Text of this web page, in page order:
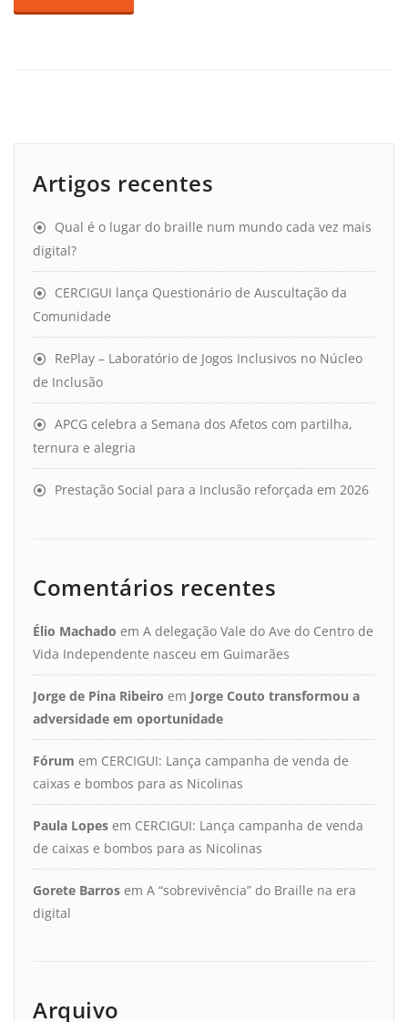
Artigos recentes
Qual é o lugar do braille num mundo cada vez mais
digital?
CERCIGUI lança Questionário de Auscultação da
Comunidade
RePlay – Laboratório de Jogos Inclusivos no Núcleo
de Inclusão
APCG celebra a Semana dos Afetos com partilha,
ternura e alegria
Prestação Social para a Inclusão reforçada em 2026
Comentários recentes
Élio Machado em A delegação Vale do Ave do Centro de
Vida Independente nasceu em Guimarães
Jorge de Pina Ribeiro em Jorge Couto transformou a
adversidade em oportunidade
Fórum em CERCIGUI: Lança campanha de venda de
caixas e bombos para as Nicolinas
Paula Lopes em CERCIGUI: Lança campanha de venda
de caixas e bombos para as Nicolinas
Gorete Barros em A “sobrevivência” do Braille na era
digital
Arquivo